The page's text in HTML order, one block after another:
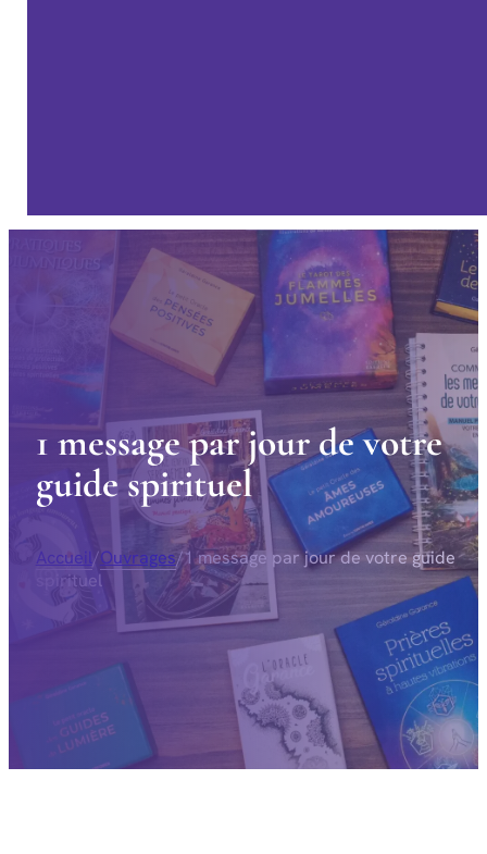
1 messageparjourdevotre
guidespirituel
Accueil/Ouvrages/1 message par jour de votre guide
spirituel